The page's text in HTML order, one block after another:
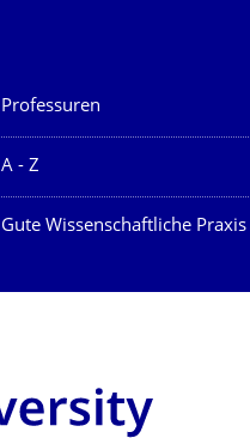
Professuren
A - Z
Gute Wissenschaftliche Praxis